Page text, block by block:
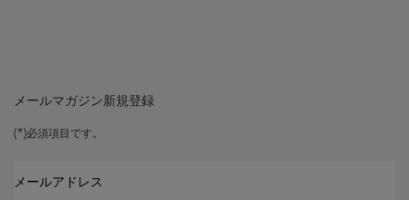
メールマガジン新規登録
(*)必須項目です。
メールアドレス